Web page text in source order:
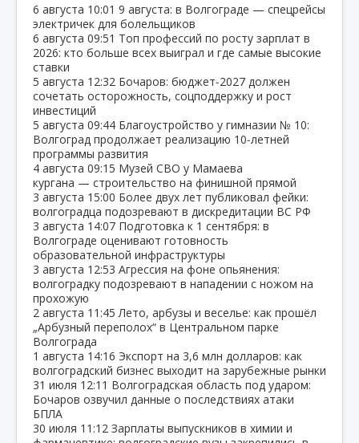
6 августа 10:01 9 августа: в Волгограде — спецрейсы
электричек для болельщиков
6 августа 09:51 Топ профессий по росту зарплат в
2026: кто больше всех выиграл и где самые высокие
ставки
5 августа 12:32 Бочаров: бюджет‑2027 должен
сочетать осторожность, соцподдержку и рост
инвестиций
5 августа 09:44 Благоустройство у гимназии № 10:
Волгоград продолжает реализацию 10‑летней
программы развития
4 августа 09:15 Музей СВО у Мамаева
кургана — строительство на финишной прямой
3 августа 15:00 Более двух лет публиковал фейки:
волгоградца подозревают в дискредитации ВС РФ
3 августа 14:07 Подготовка к 1 сентября: в
Волгограде оценивают готовность
образовательной инфраструктуры
3 августа 12:53 Агрессия на фоне опьянения:
волгоградку подозревают в нападении с ножом на
прохожую
2 августа 11:45 Лето, арбузы и веселье: как прошёл
„Арбузный переполох“ в Центральном парке
Волгограда
1 августа 14:16 Экспорт на 3,6 млн долларов: как
волгоградский бизнес выходит на зарубежные рынки
31 июля 12:11 Волгоградская область под ударом:
Бочаров озвучил данные о последствиях атаки
БПЛА
30 июля 11:12 Зарплаты выпускников в химии и